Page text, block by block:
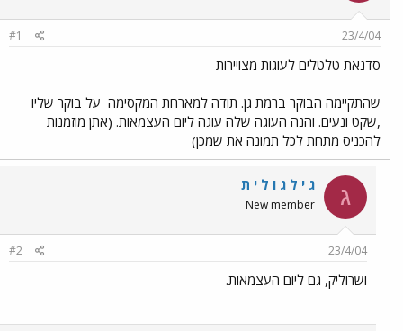
ו
ש
ת
י
23/4/04
#1
סדנאת טלטלים לעוגות מצויירות
שהתקיימה הבוקר ברמת גן. תודה למארחת המקסימה על בוקר שליו
,שקט ונעים. והנה העוגה שלה עוגה ליום העצמאות. (אתן מוזמנות
להכניס מתחת לכל תמונה את שמכן)
ג ג י ל ג ו ל י ת
New member
23/4/04
#2
ושרוליק, גם ליום העצמאות.